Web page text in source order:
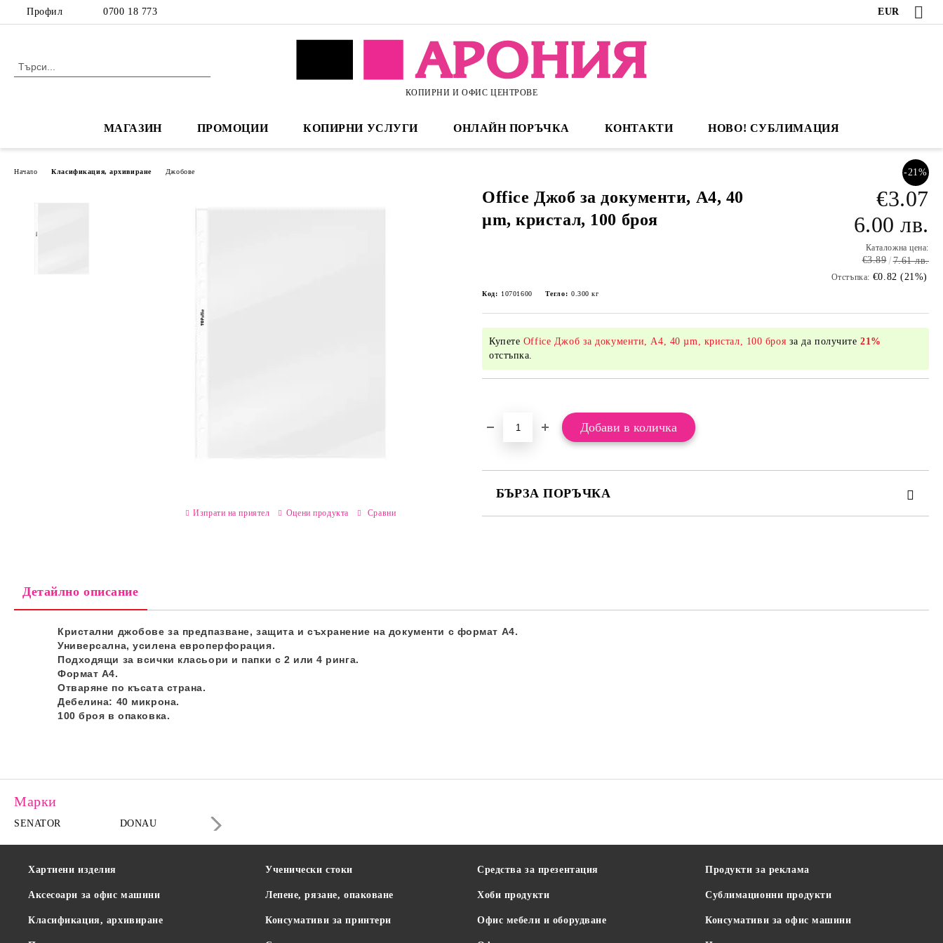
Профил 0700 18 773 EUR
КОПИРНИ И ОФИС ЦЕНТРОВЕ
МАГАЗИН ПРОМОЦИИ КОПИРНИ УСЛУГИ ОНЛАЙН ПОРЪЧКА КОНТАКТИ НОВО! СУБЛИМАЦИЯ
Начало Класификация, архивиране Джобове
Office Джоб за документи, A4, 40
µm, кристал, 100 броя
-21%
€3.07
6.00 лв.
Каталожна цена:
€3.89 7.61 лв.
Отстъпка: €0.82 (21%)
Код: 10701600 Тегло: 0.300 кг
Купете Office Джоб за документи, A4, 40 µm, кристал, 100 броя за да получите21%
отстъпка.
БЪРЗА ПОРЪЧКА
Изпрати на приятел Оцени продукта Сравни
Детайлно описание
Кристални джобове за предпазване, защита и съхранение на документи с формат А4.
Универсална, усилена европерфорация.
Подходящи за всички класьори и папки с 2 или 4 ринга.
Формат А4.
Отваряне по късата страна.
Дебелина: 40 микрона.
100 броя в опаковка.
Марки
SENATOR DONAU
Хартиени изделия
Аксесоари за офис машини
Класификация, архивиране
Ученически стоки
Лепене, рязане, опаковане
Консумативи за принтери
Средства за презентация
Хоби продукти
Офис мебели и оборудване
Продукти за реклама
Сублимационни продукти
Консумативи за офис машини